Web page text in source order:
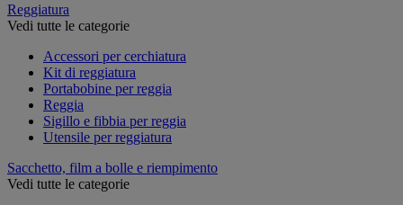
Reggiatura
Vedi tutte le categorie
Accessori per cerchiatura
Kit di reggiatura
Portabobine per reggia
Reggia
Sigillo e fibbia per reggia
Utensile per reggiatura
Sacchetto, film a bolle e riempimento
Vedi tutte le categorie